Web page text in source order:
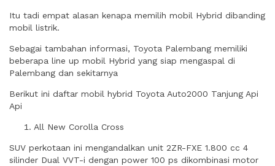
Itu tadi empat alasan kenapa memilih mobil Hybrid dibanding
mobil listrik.
Sebagai tambahan informasi, Toyota Palembang memiliki
beberapa line up mobil Hybrid yang siap mengaspal di
Palembang dan sekitarnya
Berikut ini daftar mobil hybrid Toyota Auto2000 Tanjung Api
Api
All New Corolla Cross
SUV perkotaan ini mengandalkan unit 2ZR-FXE 1.800 cc 4
silinder Dual VVT-i dengan power 100 ps dikombinasi motor